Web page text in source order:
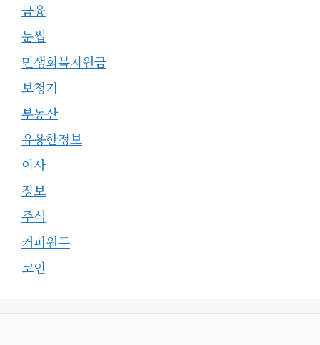
금융
눈썹
민생회복지원금
보청기
부동산
유용한정보
이사
정보
주식
커피원두
코인